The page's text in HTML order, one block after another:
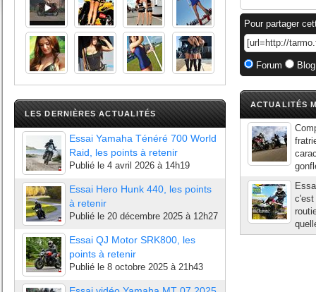
LES DERNIÈRES ACTUALITÉS
Essai Yamaha Ténéré 700 World
Raid, les points à retenir
Publié le 4 avril 2026 à 14h19
Essai Hero Hunk 440, les points
à retenir
Publié le 20 décembre 2025 à 12h27
Essai QJ Motor SRK800, les
points à retenir
Publié le 8 octobre 2025 à 21h43
Pour partager
Forum
ACTUALITÉS
c'est